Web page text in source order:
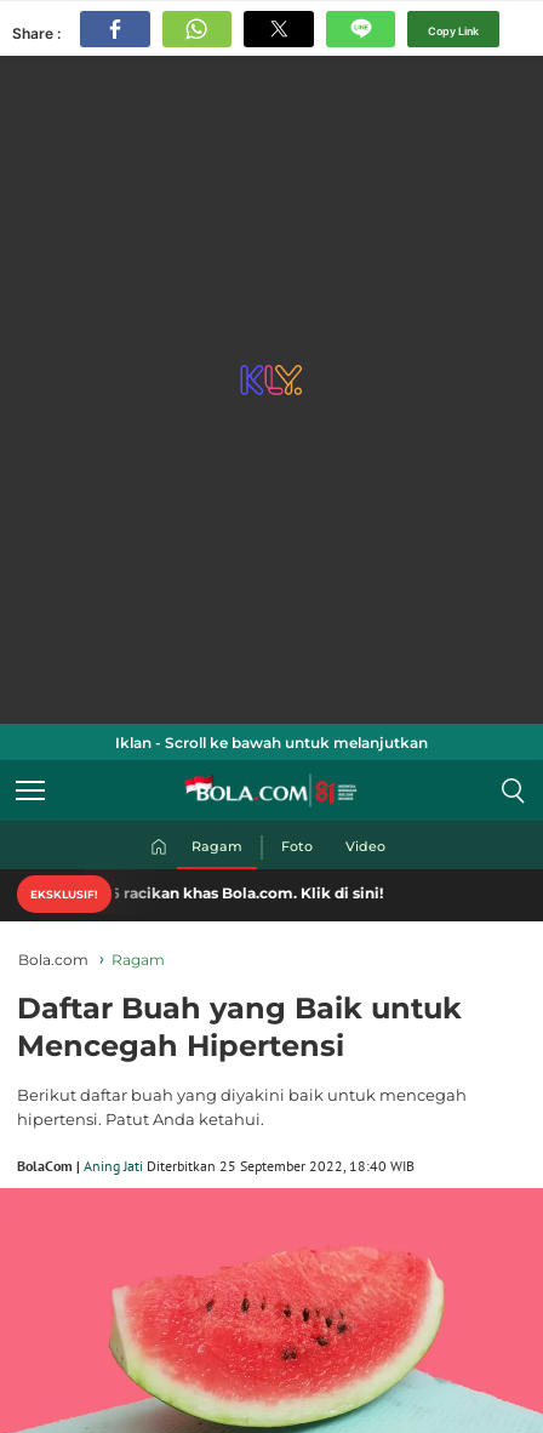
Share : Copy Link
Iklan - Scroll ke bawah untuk melanjutkan
Ragam Foto Video
EKSKLUSIF!
racikan khas Bola.com. Klik di sini!
Bola.com Ragam
Daftar Buah yang Baik untuk
Mencegah Hipertensi
Berikut daftar buah yang diyakini baik untuk mencegah
hipertensi. Patut Anda ketahui.
BolaCom | Aning Jati Diterbitkan 25 September 2022, 18:40 WIB